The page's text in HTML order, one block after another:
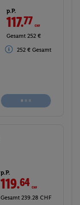
p.P.
118.24CHF
Gesamt 236.48 CHF
253 € Gesamt
Buchen
p.P.
119.64CHF
Gesamt 239.28 CHF